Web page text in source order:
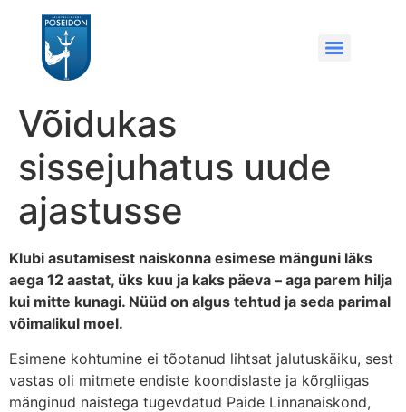
Võidukas
sissejuhatus uude
ajastusse
Klubi asutamisest naiskonna esimese mänguni läks
aega 12 aastat, üks kuu ja kaks päeva – aga parem hilja
kui mitte kunagi. Nüüd on algus tehtud ja seda parimal
võimalikul moel.
Esimene kohtumine ei tõotanud lihtsat jalutuskäiku, sest
vastas oli mitmete endiste koondislaste ja kõrgliigas
mänginud naistega tugevdatud Paide Linnanaiskond,